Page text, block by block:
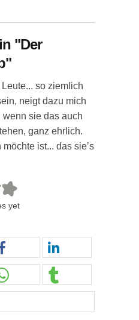
"Der
so ziemlich
neigt dazu mich
sie das auch
ganz ehrlich.
ist... das sie’s
yet